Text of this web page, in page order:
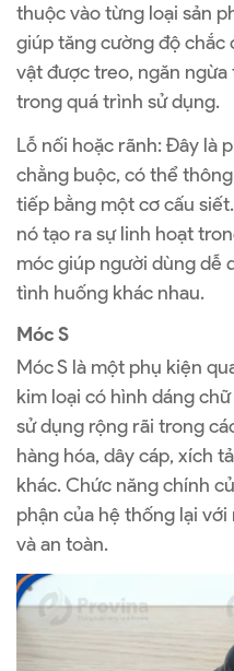
thuộc vào từng loại sản
giúp tăng cường độ chắc
vật được treo, ngăn
trong quá trình sử dụng.
Lỗ nối hoặc rãnh: Đây là
chằng buộc, có thể
tiếp bằng một cơ cấu
nó tạo ra sự linh hoạt
móc giúp người dùng dễ
tình huống khác nhau.
Móc S
Móc S là một phụ kiện
kim loại có hình dáng
sử dụng rộng rãi trong
hàng hóa, dây cáp, xích
khác. Chức năng chính
phận của hệ thống lại
và an toàn.